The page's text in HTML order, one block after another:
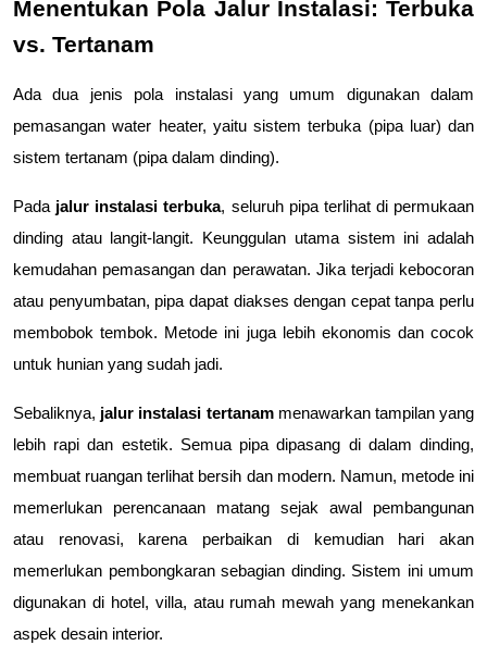
Menentukan Pola Jalur Instalasi: Terbuka
vs. Tertanam
Ada dua jenis pola instalasi yang umum digunakan dalam
pemasangan water heater, yaitu sistem terbuka (pipa luar) dan
sistem tertanam (pipa dalam dinding).
Pada jalur instalasi terbuka, seluruh pipa terlihat di permukaan
dinding atau langit-langit. Keunggulan utama sistem ini adalah
kemudahan pemasangan dan perawatan. Jika terjadi kebocoran
atau penyumbatan, pipa dapat diakses dengan cepat tanpa perlu
membobok tembok. Metode ini juga lebih ekonomis dan cocok
untuk hunian yang sudah jadi.
Sebaliknya, jalur instalasi tertanam menawarkan tampilan yang
lebih rapi dan estetik. Semua pipa dipasang di dalam dinding,
membuat ruangan terlihat bersih dan modern. Namun, metode ini
memerlukan perencanaan matang sejak awal pembangunan
atau renovasi, karena perbaikan di kemudian hari akan
memerlukan pembongkaran sebagian dinding. Sistem ini umum
digunakan di hotel, villa, atau rumah mewah yang menekankan
aspek desain interior.